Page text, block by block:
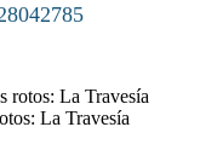
La Travesía